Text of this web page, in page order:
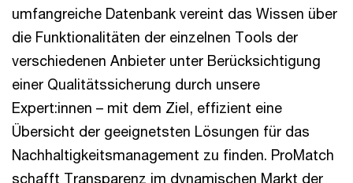
umfangreiche Datenbank vereint das Wissen über
die Funktionalitäten der einzelnen Tools der
verschiedenen Anbieter unter Berücksichtigung
einer Qualitätssicherung durch unsere
Expert:innen – mit dem Ziel, effizient eine
Übersicht der geeignetsten Lösungen für das
Nachhaltigkeitsmanagement zu finden. ProMatch
schafft Transparenz im dynamischen Markt der